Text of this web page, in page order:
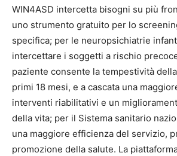
WIN4ASD intercetta bisogni su più
uno strumento gratuito per lo
specifica; per le neuropsichiatrie
intercettare i soggetti a rischio
paziente consente la tempestività
primi 18 mesi, e a cascata una
interventi riabilitativi e un
della vita; per il Sistema sanitario
una maggiore efficienza del servizio,
promozione della salute. La